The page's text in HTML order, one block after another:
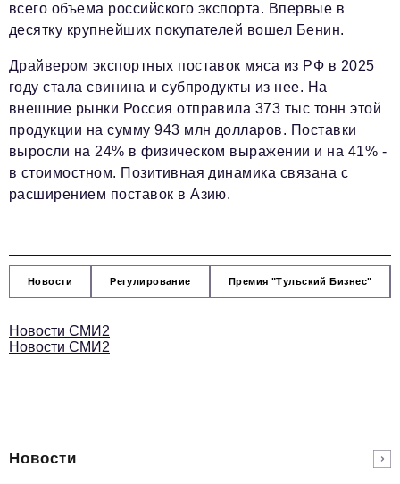
всего объема российского экспорта. Впервые в
десятку крупнейших покупателей вошел Бенин.
Драйвером экспортных поставок мяса из РФ в 2025
году стала свинина и субпродукты из нее. На
внешние рынки Россия отправила 373 тыс тонн этой
продукции на сумму 943 млн долларов. Поставки
выросли на 24% в физическом выражении и на 41% -
в стоимостном. Позитивная динамика связана с
расширением поставок в Азию.
Новости Регулирование Премия "Тульский Бизнес"
Новости СМИ2
Новости СМИ2
Новости